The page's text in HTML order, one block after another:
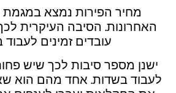
מחיר הפירות נמצא במגמת
האחרונות. הסיבה העיקרית
עובדים זמינים לעבוד
ישנן מספר סיבות לכך שיש
לעבוד בשדות. אחד מהם הוא